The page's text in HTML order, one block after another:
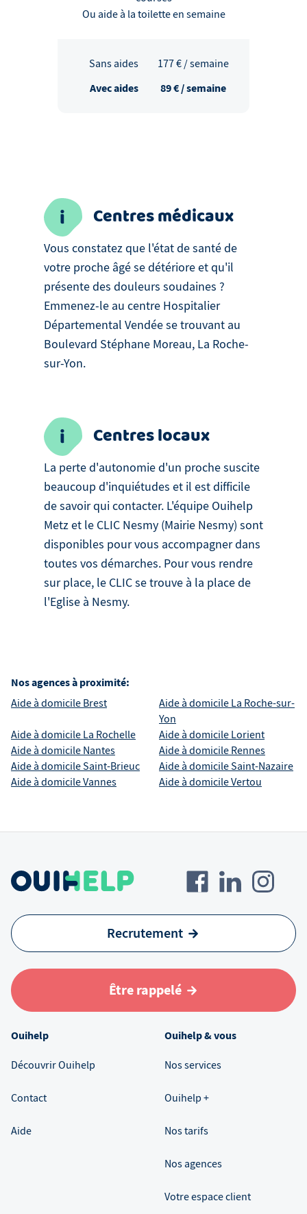
Ou aide à la toilette en semaine
Sans aides 177€ / semaine
Avec aides 89€ / semaine
Centres médicaux
Vous constatez que l'état de santé de
votre proche âgé se détériore et qu'il
présente des douleurs soudaines ?
Emmenez-le au centre Hospitalier
Départemental Vendée se trouvant au
Boulevard Stéphane Moreau, La Roche-
sur-Yon.
Centres locaux
La perte d'autonomie d'un proche suscite
beaucoup d'inquiétudes et il est difficile
de savoir qui contacter. L'équipe Ouihelp
Metz et le CLIC Nesmy (Mairie Nesmy) sont
disponibles pour vous accompagner dans
toutes vos démarches. Pour vous rendre
sur place, le CLIC se trouve à la place de
l'Eglise à Nesmy.
Nos agences à proximité:
Aide à domicile Brest Aide à domicile La Roche-sur-
Yon
Aide à domicile La Rochelle Aide à domicile Lorient
Aide à domicile Nantes Aide à domicile Rennes
Aide à domicileSaint-Brieuc Aide à domicileSaint-Nazaire
Aide à domicileVannes Aide à domicileVertou
Recrutement
Être rappelé
Ouihelp
Découvrir Ouihelp
Contact
Aide
Ouihelp & vous
Nos services
Ouihelp +
Nos tarifs
Nos agences
Votre espace client